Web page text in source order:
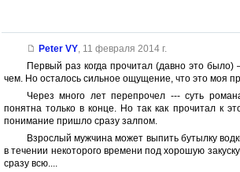
Peter VY, 11 февраля 2014 г.
Первый раз когда прочитал (давно это
чем. Но осталось сильное ощущение, что это моя
Через много лет перепрочел --- суть
понятна только в конце. Но так как прочитал к
понимание пришло сразу залпом.
Взрослый мужчина может выпить бутылку
в течении некоторого времени под хорошую
сразу всю....